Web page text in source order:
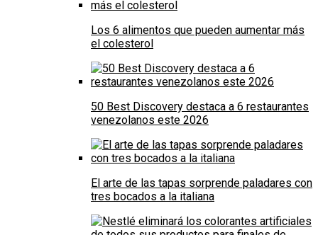
Los 6 alimentos que pueden aumentar más
el colesterol
50 Best Discovery destaca a 6 restaurantes
venezolanos este 2026
El arte de las tapas sorprende paladares con
tres bocados a la italiana